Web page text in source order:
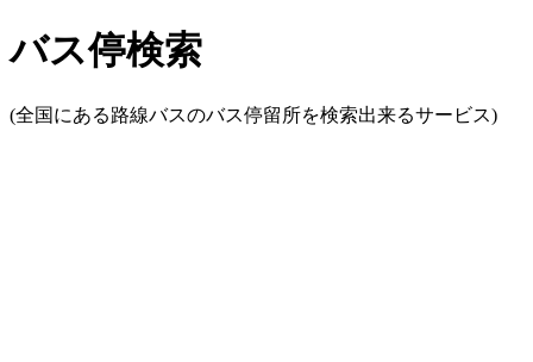
バス停検索
(全国にある路線バスのバス停留所を検索出来るサービス)